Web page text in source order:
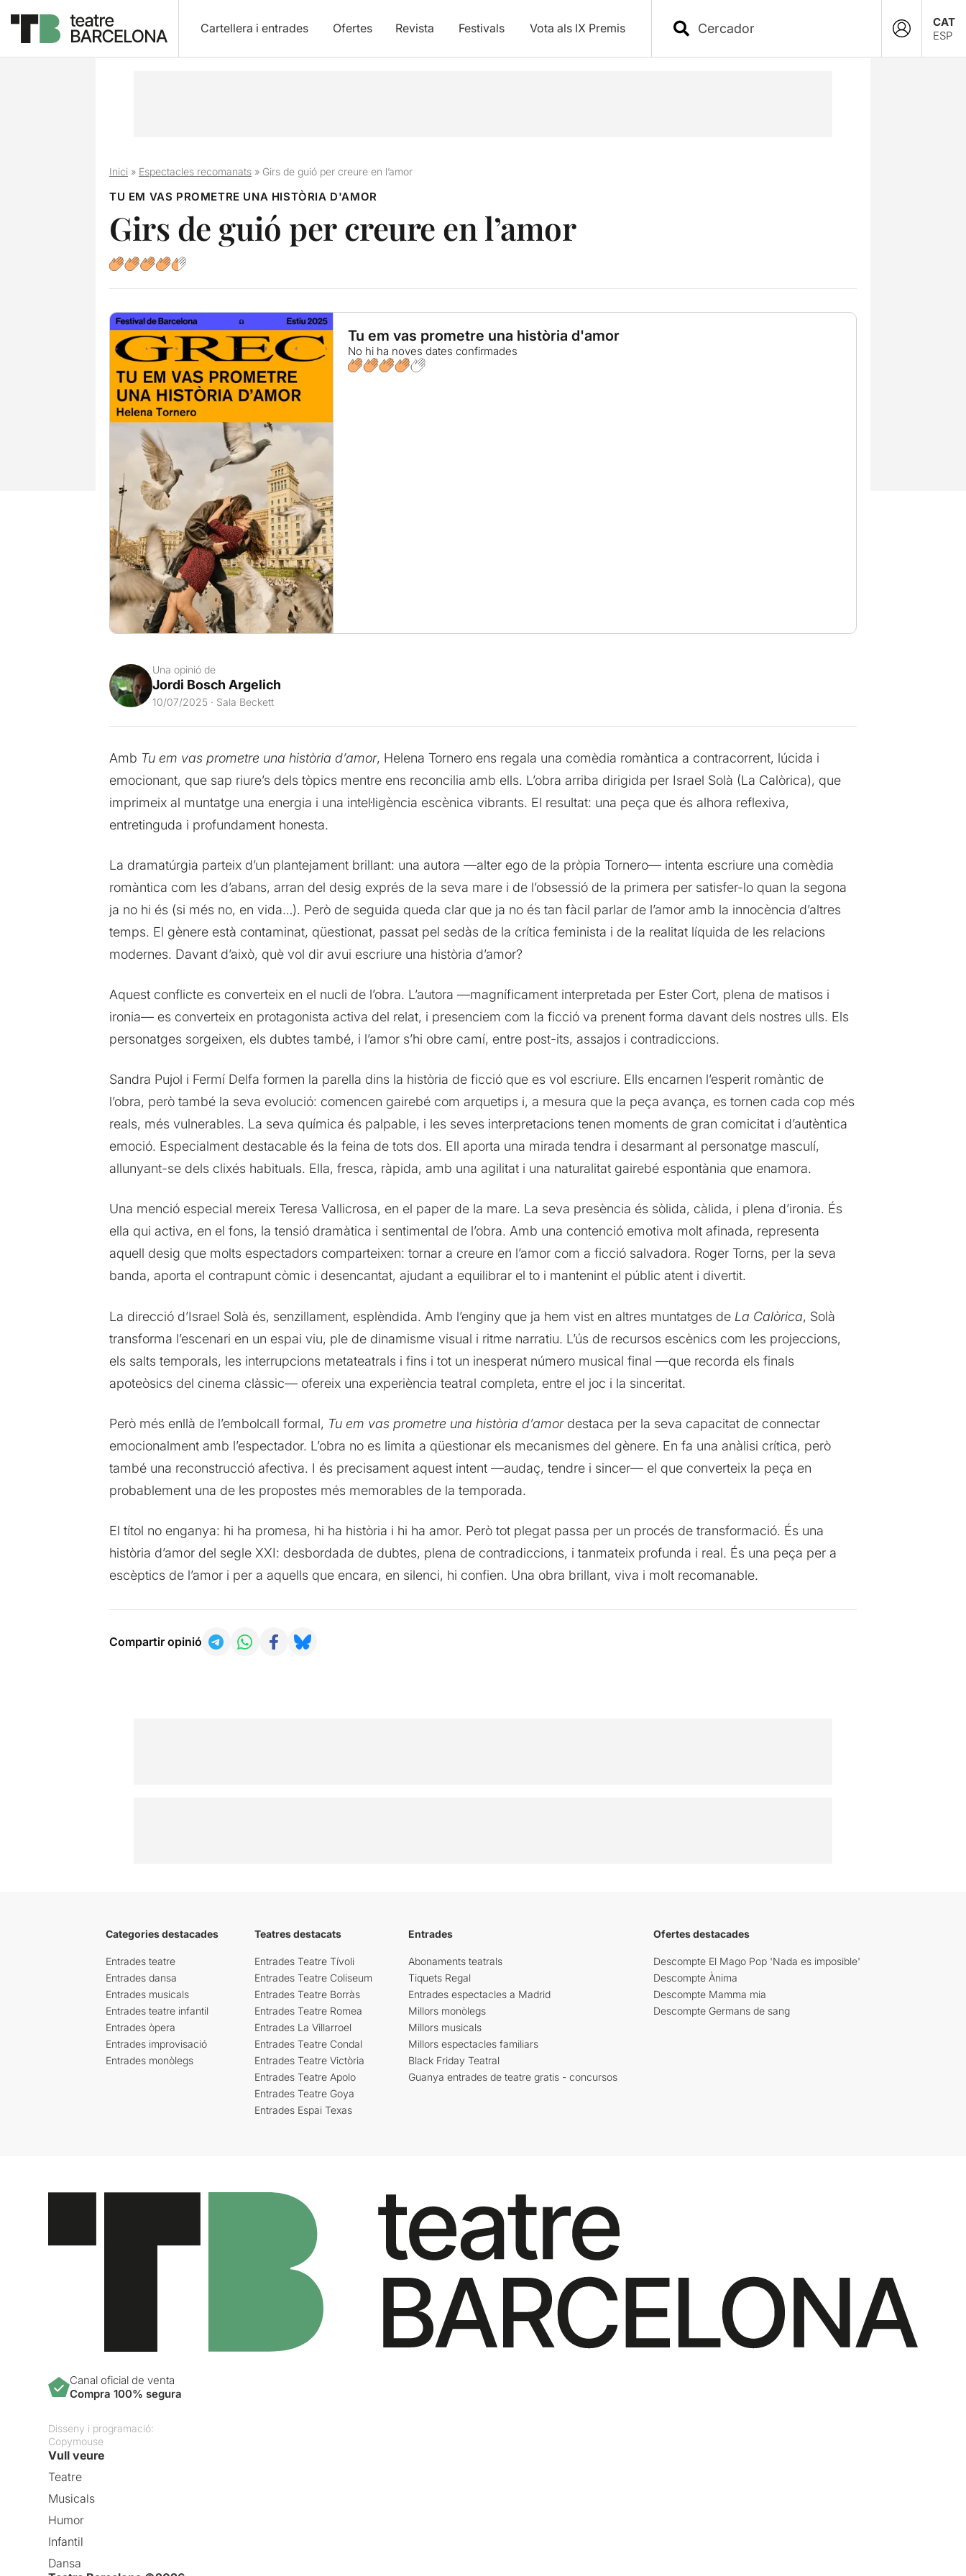
Cartellera i entrades Ofertes Revista Festivals Vota als IX Premis
CAT
ESP
Inici» Espectacles recomanats» Girs de guió per creure en l’amor
TU EM VAS PROMETRE UNA HISTÒRIA D'AMOR
Girs de guió per creure en l’amor
Tu em vas prometre una història d'amor
No hi ha noves dates confirmades
Una opinió de
Jordi Bosch Argelich
10/07/2025 · Sala Beckett
Amb Tu em vas prometre una història d’amor, Helena Tornero ens regala una comèdia romàntica a contracorrent, lúcida i
emocionant, que sap riure’s dels tòpics mentre ens reconcilia amb ells. L’obra arriba dirigida per Israel Solà (La Calòrica), que
imprimeix al muntatge una energia i una intel·ligència escènica vibrants. El resultat: una peça que és alhora reflexiva,
entretinguda i profundament honesta.
La dramatúrgia parteix d’un plantejament brillant: una autora —alter ego de la pròpia Tornero— intenta escriure una comèdia
romàntica com les d’abans, arran del desig exprés de la seva mare i de l’obsessió de la primera per satisfer-lo quan la segona
ja no hi és (si més no, en vida…). Però de seguida queda clar que ja no és tan fàcil parlar de l’amor amb la innocència d’altres
temps. El gènere està contaminat, qüestionat, passat pel sedàs de la crítica feminista i de la realitat líquida de les relacions
modernes. Davant d’això, què vol dir avui escriure una història d’amor?
Aquest conflicte es converteix en el nucli de l’obra. L’autora —magníficament interpretada per Ester Cort, plena de matisos i
ironia— es converteix en protagonista activa del relat, i presenciem com la ficció va prenent forma davant dels nostres ulls. Els
personatges sorgeixen, els dubtes també, i l’amor s’hi obre camí, entre post-its, assajos i contradiccions.
Sandra Pujol i Fermí Delfa formen la parella dins la història de ficció que es vol escriure. Ells encarnen l’esperit romàntic de
l’obra, però també la seva evolució: comencen gairebé com arquetips i, a mesura que la peça avança, es tornen cada cop més
reals, més vulnerables. La seva química és palpable, i les seves interpretacions tenen moments de gran comicitat i d’autèntica
emoció. Especialment destacable és la feina de tots dos. Ell aporta una mirada tendra i desarmant al personatge masculí,
allunyant-se dels clixés habituals. Ella, fresca, ràpida, amb una agilitat i una naturalitat gairebé espontània que enamora.
Una menció especial mereix Teresa Vallicrosa, en el paper de la mare. La seva presència és sòlida, càlida, i plena d’ironia. És
ella qui activa, en el fons, la tensió dramàtica i sentimental de l’obra. Amb una contenció emotiva molt afinada, representa
aquell desig que molts espectadors comparteixen: tornar a creure en l’amor com a ficció salvadora. Roger Torns, per la seva
banda, aporta el contrapunt còmic i desencantat, ajudant a equilibrar el to i mantenint el públic atent i divertit.
La direcció d’Israel Solà és, senzillament, esplèndida. Amb l’enginy que ja hem vist en altres muntatges de La Calòrica, Solà
transforma l’escenari en un espai viu, ple de dinamisme visual i ritme narratiu. L’ús de recursos escènics com les projeccions,
els salts temporals, les interrupcions metateatrals i fins i tot un inesperat número musical final —que recorda els finals
apoteòsics del cinema clàssic— ofereix una experiència teatral completa, entre el joc i la sinceritat.
Però més enllà de l’embolcall formal, Tu em vas prometre una història d’amordestaca per la seva capacitat de connectar
emocionalment amb l’espectador. L’obra no es limita a qüestionar els mecanismes del gènere. En fa una anàlisi crítica, però
també una reconstrucció afectiva. I és precisament aquest intent —audaç, tendre i sincer— el que converteix la peça en
probablement una de les propostes més memorables de la temporada.
El títol no enganya: hi ha promesa, hi ha història i hi ha amor. Però tot plegat passa per un procés de transformació. És una
història d’amor del segle XXI: desbordada de dubtes, plena de contradiccions, i tanmateix profunda i real. És una peça per a
escèptics de l’amor i per a aquells que encara, en silenci, hi confien. Una obra brillant, viva i molt recomanable.
Compartir opinió
Categories destacades
Entrades teatre
Entrades dansa
Entrades musicals
Entrades teatre infantil
Entrades òpera
Entrades improvisació
Entrades monòlegs
Teatres destacats
Entrades Teatre Tívoli
Entrades Teatre Coliseum
Entrades Teatre Borràs
Entrades Teatre Romea
Entrades La Villarroel
Entrades Teatre Condal
Entrades Teatre Victòria
Entrades Teatre Apolo
Entrades Teatre Goya
Entrades Espai Texas
Entrades
Abonaments teatrals
Tiquets Regal
Entrades espectacles a Madrid
Millors monòlegs
Millors musicals
Millors espectacles familiars
Black Friday Teatral
Guanya entrades de teatre gratis - concursos
Ofertes destacades
Descompte El Mago Pop 'Nada es imposible'
Descompte Ànima
Descompte Mamma mia
Descompte Germans de sang
Canal oficial de venta
Compra 100% segura
Disseny i programació:
Copymouse
Vull veure
Teatre
Musicals
Humor
Infantil
Dansa